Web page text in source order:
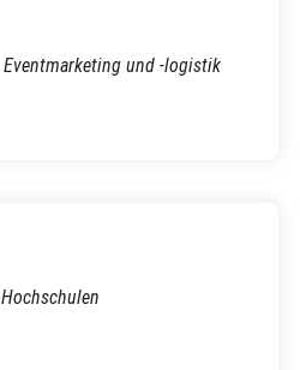
und -logistik